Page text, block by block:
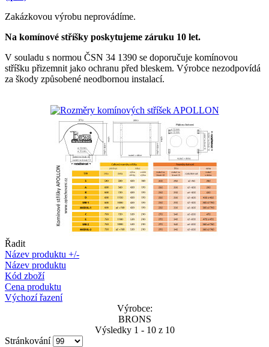
Zakázkovou výrobu neprovádíme.
Na komínové stříšky poskytujeme záruku 10 let.
V souladu s normou ČSN 34 1390 se doporučuje komínovou
stříšku přizemnit jako ochranu před bleskem. Výrobce nezodpovídá
za škody způsobené neodbornou instalací.
Řadit
Název produktu +/-
Název produktu
Kód zboží
Cena produktu
Výchozí řazení
Výrobce:
BRONS
Výsledky 1 - 10 z 10
Stránkování